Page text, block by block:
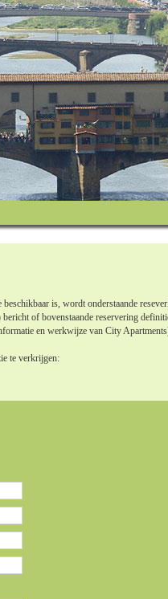
is, wordt onderstaande
of bovenstaande reservering
en werkwijze van City
te verkrijgen: